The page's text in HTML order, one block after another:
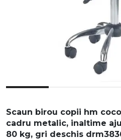
Scaun birou copii hm
cadru metalic, inaltime
80 kg, gri deschis